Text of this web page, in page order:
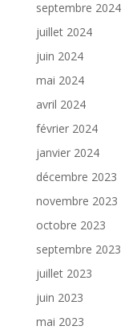
septembre 2024
juillet 2024
juin 2024
mai 2024
avril 2024
février 2024
janvier 2024
décembre 2023
novembre 2023
octobre 2023
septembre 2023
juillet 2023
juin 2023
mai 2023